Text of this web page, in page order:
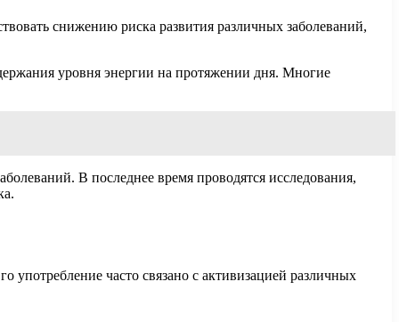
снижению риска развития различных заболеваний,
уровня энергии на протяжении дня. Многие
В последнее время проводятся исследования,
часто связано с активизацией различных